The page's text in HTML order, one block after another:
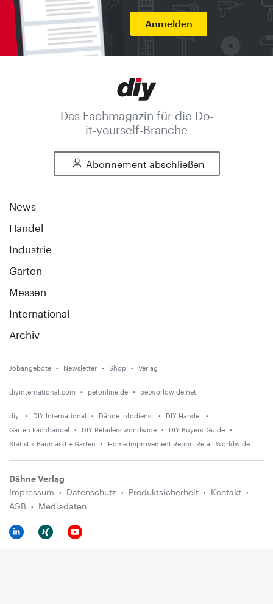
Anmelden
Das Fachmagazin für die Do-
it-yourself-Branche
Abonnement abschließen
News
Handel
Industrie
Garten
Messen
International
Archiv
Jobangebote Newsletter Shop Verlag
diyinternational.com petonline.de petworldwide.net
diy DIY International Dähne Infodienst
DIY Handel
Garten Fachhandel
DIY Retailers worldwide
DIY Buyers' Guide
Statistik Baumarkt + Garten
Home Improvement Report Retail Worldwide
Dähne Verlag
Impressum
Datenschutz Produktsicherheit
Kontakt
AGB
Mediadaten